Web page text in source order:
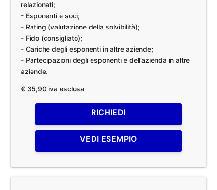
relazionati;
- Esponenti e soci;
- Rating (valutazione della solvibilità);
- Fido (consigliato);
- Cariche degli esponenti in altre aziende;
- Partecipazioni degli esponenti e dell’azienda in altre
aziende.
€ 35,90 iva esclusa
RICHIEDI
VEDI ESEMPIO